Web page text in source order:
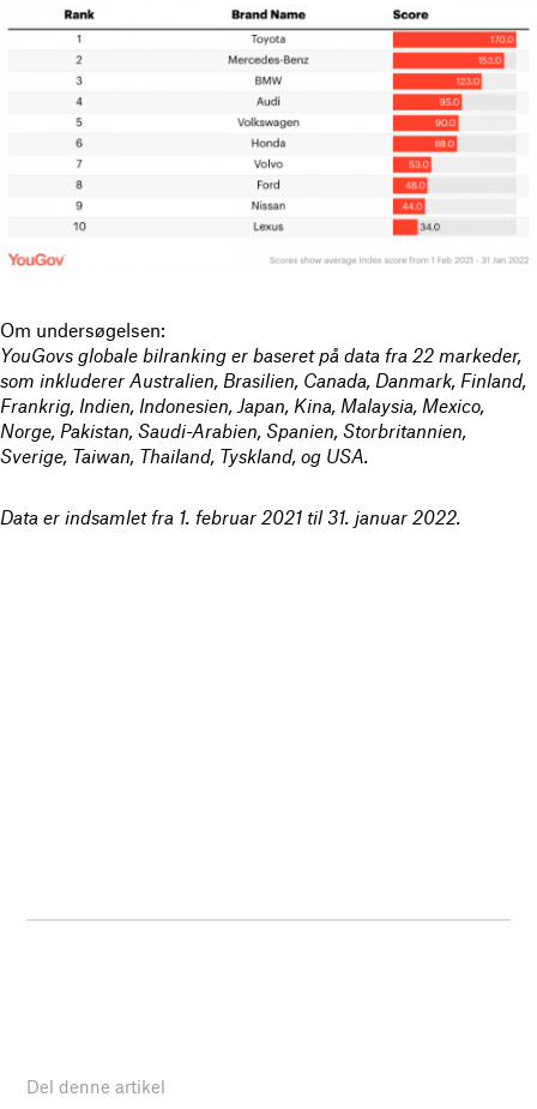
Om undersøgelsen:
YouGovs globale bilranking er baseret på data fra 22 markeder,
som inkluderer Australien, Brasilien, Canada, Danmark, Finland,
Frankrig, Indien, Indonesien, Japan, Kina, Malaysia, Mexico,
Norge, Pakistan, Saudi-Arabien, Spanien, Storbritannien,
Sverige, Taiwan, Thailand, Tyskland, og USA.
Data er indsamlet fra 1. februar 2021 til 31. januar 2022.
Del denne artikel